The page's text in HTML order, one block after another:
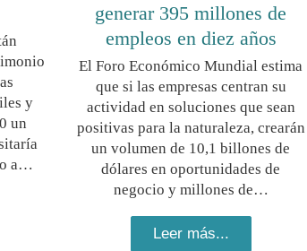
y
un
a…
generar 395 millones de
empleos en diez años
El Foro Económico Mundial estima
que si las empresas centran su
actividad en soluciones que sean
positivas para la naturaleza, crearán
un volumen de 10,1 billones de
dólares en oportunidades de
negocio y millones de…
Leer más...